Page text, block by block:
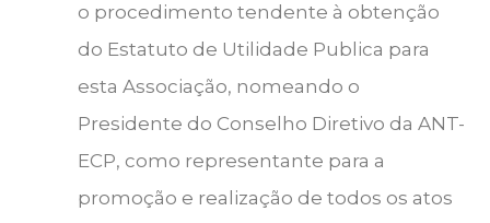
o procedimento tendente à obtenção
do Estatuto de Utilidade Publica para
esta Associação, nomeando o
Presidente do Conselho Diretivo da ANT-
ECP, como representante para a
promoção e realização de todos os atos